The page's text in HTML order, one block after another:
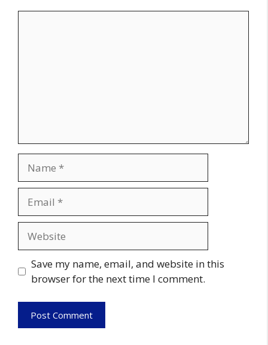
Save my name, email, and website in this
browser for the next time I comment.